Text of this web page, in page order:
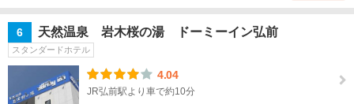
岩
手
城
6 天然温泉 岩木桜の湯 ドーミーイン弘前
スタンダードホテル
4.04
JR弘前駅より車で約10分